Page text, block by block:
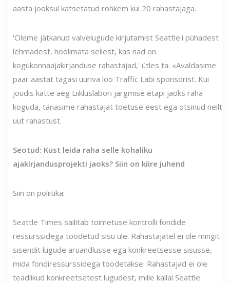
aasta jooksul katsetatud rohkem kui 20 rahastajaga.
'Oleme jätkanud valvelugude kirjutamist Seattle'i pühadest
lehmadest, hoolimata sellest, kas nad on
kogukonnaajakirjanduse rahastajad,' ütles ta. «Avaldasime
paar aastat tagasi uuriva loo Traffic Labi sponsorist. Kui
jõudis kätte aeg Liikluslabori järgmise etapi jaoks raha
koguda, tänasime rahastajat toetuse eest ega otsinud neilt
uut rahastust.
Seotud: Kust leida raha selle kohaliku
ajakirjandusprojekti jaoks? Siin on kiire juhend
Siin on poliitika:
Seattle Times säilitab toimetuse kontrolli fondide
ressurssidega toodetud sisu üle. Rahastajatel ei ole mingit
sisendit lugude aruandlusse ega konkreetsesse sisusse,
mida fondiressurssidega toodetakse. Rahastajad ei ole
teadlikud konkreetsetest lugudest, mille kallal Seattle